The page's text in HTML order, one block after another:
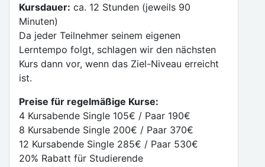
Kursdauer: ca. 12 Stunden (jeweils 90
Minuten)
Da jeder Teilnehmer seinem eigenen
Lerntempo folgt, schlagen wir den nächsten
Kurs dann vor, wenn das Ziel-Niveau erreicht
ist.
Preise für regelmäßige Kurse:
4 Kursabende Single 105€ / Paar 190€
8 Kursabende Single 200€ / Paar 370€
12 Kursabende Single 285€ / Paar 530€
20% Rabatt für Studierende